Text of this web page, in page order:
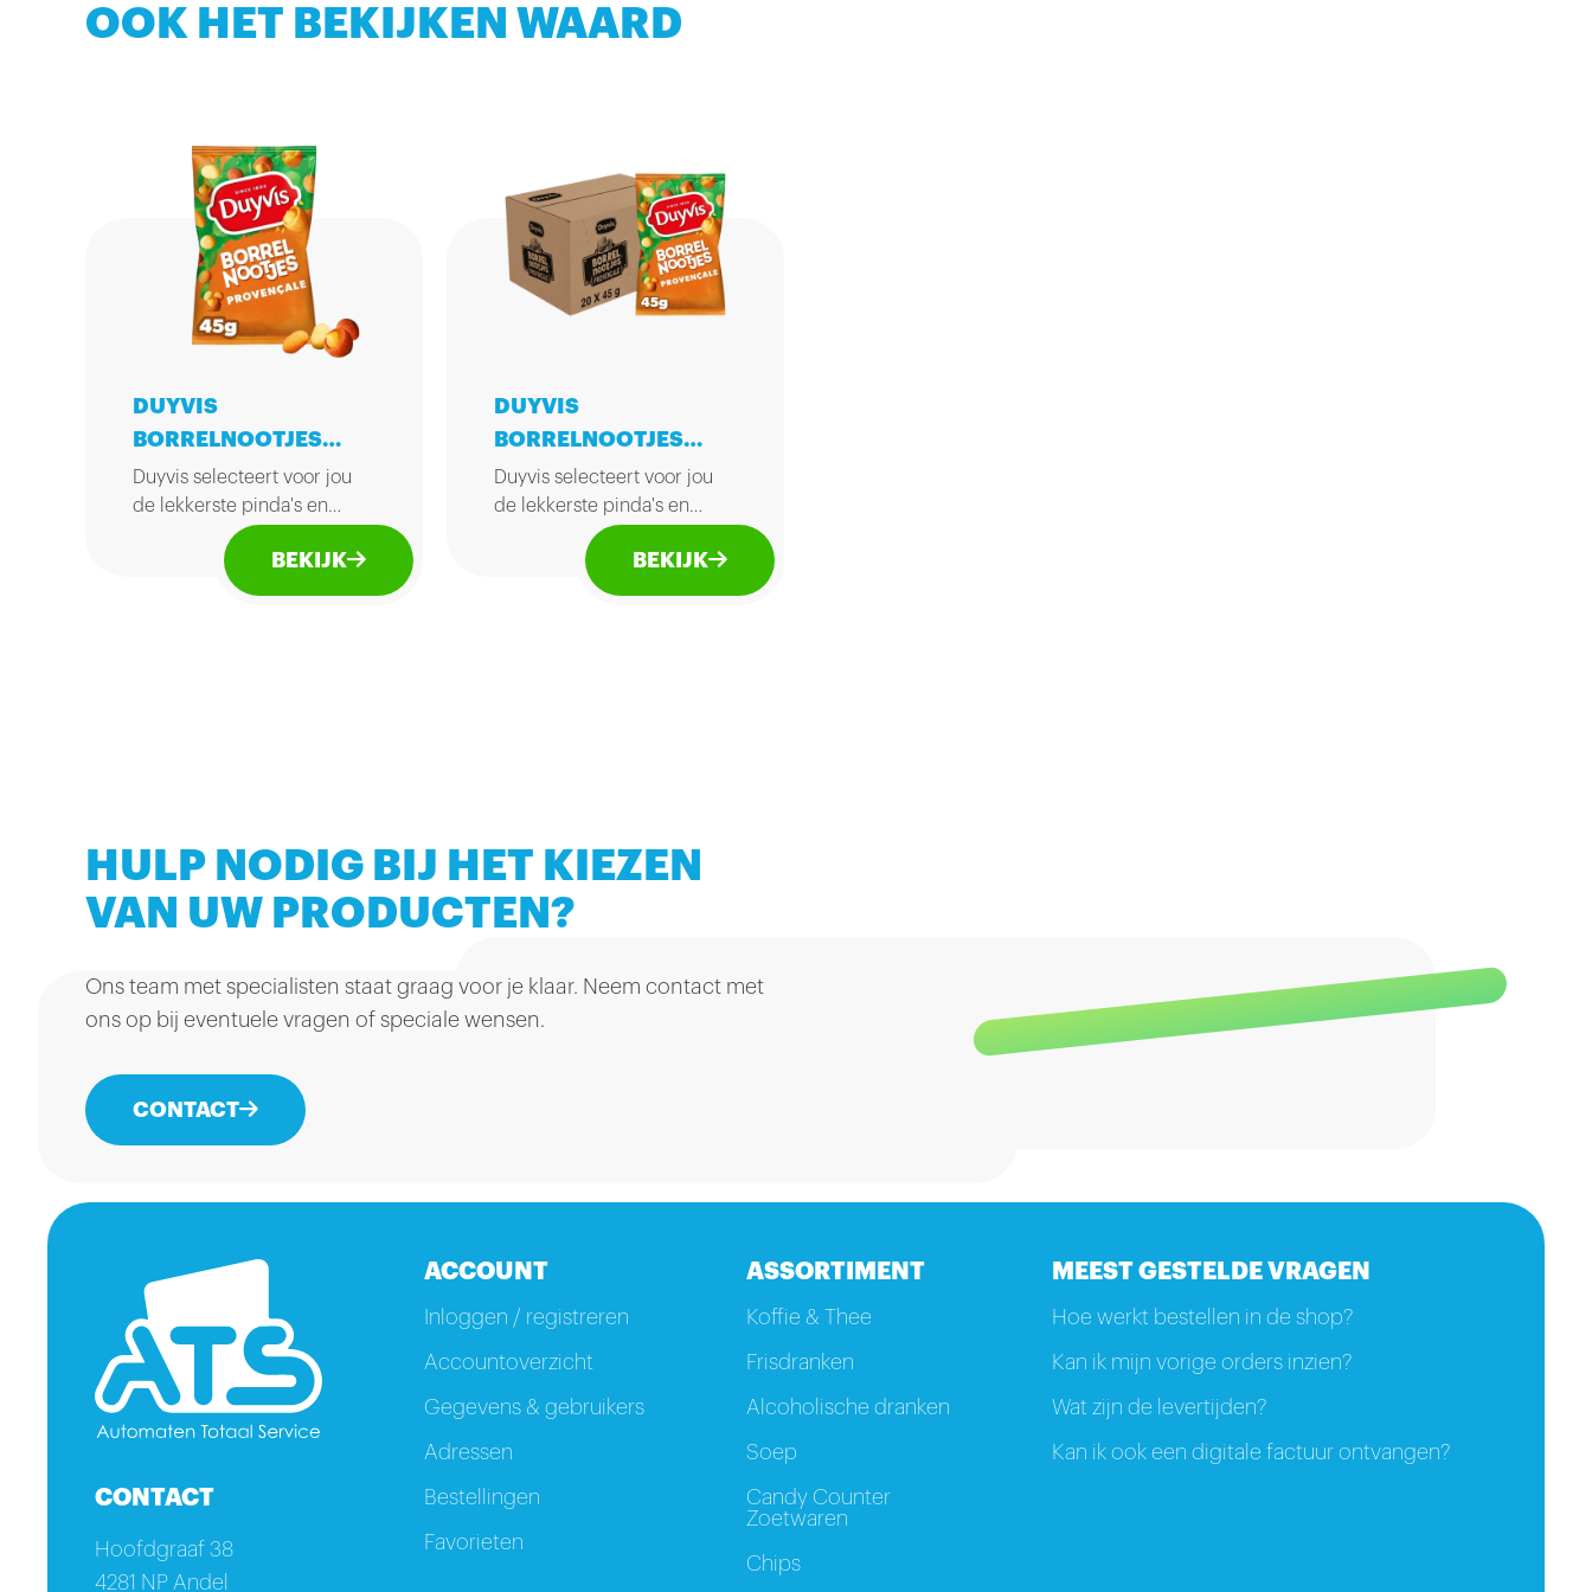
OOK HET BEKIJKEN WAARD
DUYVIS
BORRELNOOTJES
45GR
Duyvis selecteert voor jou
de lekkerste pinda's en
geeft ze een krokant jasje
zonder conserveermiddelen
en kunstmatige kleurstoffen.
BEKIJK
DUYVIS
BORRELNOOTJES
20X45GR
Duyvis selecteert voor jou
de lekkerste pinda's en
geeft ze een krokant jasje
zonder conserveermiddelen
en kunstmatige kleurstoffen.
BEKIJK
HULP NODIG BIJ HET KIEZEN
VAN UW PRODUCTEN?
Ons team met specialisten staat graag voor je klaar. Neem contact met
ons op bij eventuele vragen of speciale wensen.
CONTACT
CONTACT
Hoofdgraaf 38
4281 NP Andel
ACCOUNT
Inloggen / registreren
Accountoverzicht
Gegevens & gebruikers
Adressen
Bestellingen
Favorieten
ASSORTIMENT
Koffie & Thee
Frisdranken
Alcoholische dranken
Soep
Candy Counter
Zoetwaren
Chips
MEEST GESTELDE VRAGEN
Hoe werkt bestellen in de shop?
Kan ik mijn vorige orders inzien?
Wat zijn de levertijden?
Kan ik ook een digitale factuur ontvangen?